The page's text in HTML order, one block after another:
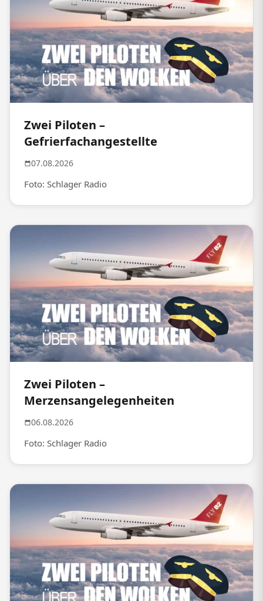
Zwei Piloten –
Gefrierfachangestellte
07.08.2026
Foto: Schlager Radio
Zwei Piloten –
Merzensangelegenheiten
06.08.2026
Foto: Schlager Radio